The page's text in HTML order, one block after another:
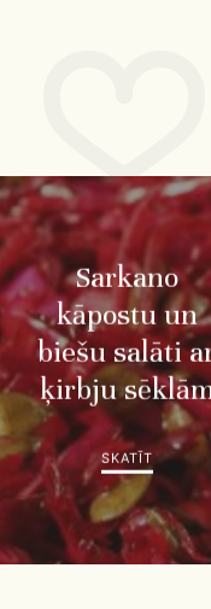
Sarkano
kāpostu un
biešu salāti
ķirbju
SKATĪT